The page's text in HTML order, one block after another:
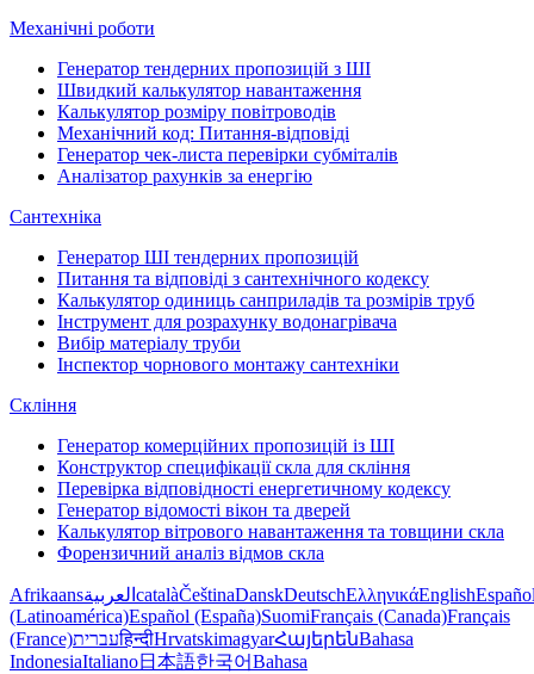
Механічні роботи
Генератор тендерних пропозицій з ШІ
Швидкий калькулятор навантаження
Калькулятор розміру повітроводів
Механічний код: Питання-відповіді
Генератор чек-листа перевірки субміталів
Аналізатор рахунків за енергію
Сантехніка
Генератор ШІ тендерних пропозицій
Питання та відповіді з сантехнічного кодексу
Калькулятор одиниць санприладів та розмірів труб
Інструмент для розрахунку водонагрівача
Вибір матеріалу труби
Інспектор чорнового монтажу сантехніки
Скління
Генератор комерційних пропозицій із ШІ
Конструктор специфікації скла для скління
Перевірка відповідності енергетичному кодексу
Генератор відомості вікон та дверей
Калькулятор вітрового навантаження та товщини скла
Форензичний аналіз відмов скла
Afrikaansالعربية catalàČeštinaDanskDeutschΕλληνικάEnglish
(Latinoamérica)Español (España)SuomiFrançais (Canada)Français
(France)עבריתहिन्दीHrvatskimagyarՀայերենBahasa
IndonesiaItaliano日本語한국어Bahasa